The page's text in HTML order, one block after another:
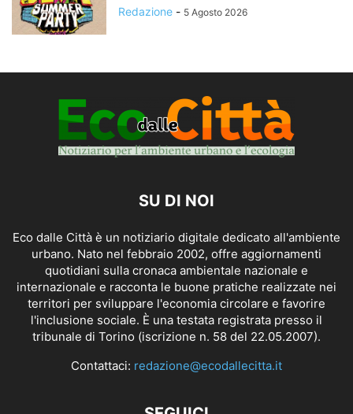
Redazione - 5 Agosto 2026
SU DI NOI
Eco dalle Città è un notiziario digitale dedicato all'ambiente
urbano. Nato nel febbraio 2002, offre aggiornamenti
quotidiani sulla cronaca ambientale nazionale e
internazionale e racconta le buone pratiche realizzate nei
territori per sviluppare l'economia circolare e favorire
l'inclusione sociale. È una testata registrata presso il
tribunale di Torino (iscrizione n. 58 del 22.05.2007).
Contattaci: redazione@ecodallecitta.it